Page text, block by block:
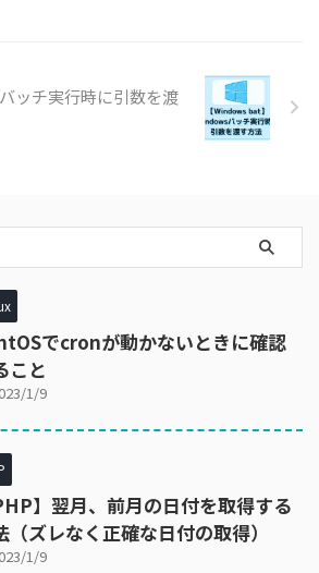
ッチ実行時に引数を渡
でcronが動かないときに確認
こと
1/9
】翌月、前月の日付を取得する
（ズレなく正確な日付の取得）
1/9